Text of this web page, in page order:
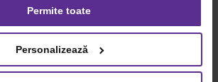
uri.
cookie.Detalii
Permite toate
Personalizează